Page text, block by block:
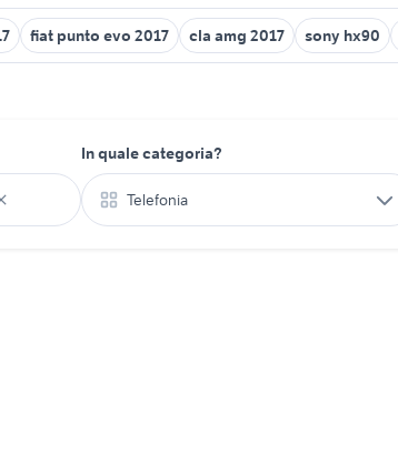
fiat punto evo 2017 cla amg 2017 sony hx90
In quale categoria?
Telefonia